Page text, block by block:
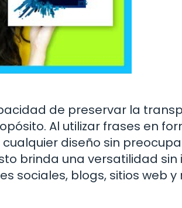
de preservar la
Al utilizar frases en
diseño sin
brinda una versatilidad
sociales, blogs, sitios web y